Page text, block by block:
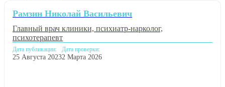
Рамзин Николай Васильевич
Главный врач клиники, психиатр-нарколог,
психотерапевт
Дата публикации:
25 Августа 2023
Дата проверки:
2 Марта 2026